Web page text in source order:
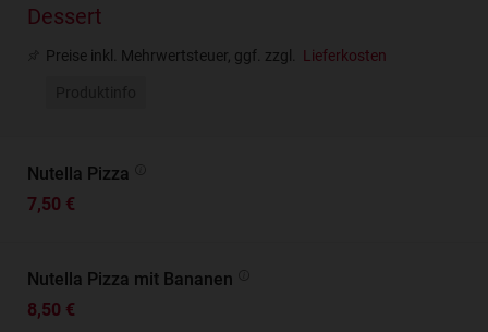
Dessert
Preise inkl. Mehrwertsteuer, ggf. zzgl. Lieferkosten
Nutella Pizza
7,50 €
Nutella Pizza mit Bananen
8,50 €